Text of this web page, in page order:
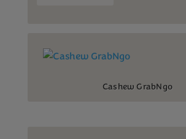
Cashew GrabNgo